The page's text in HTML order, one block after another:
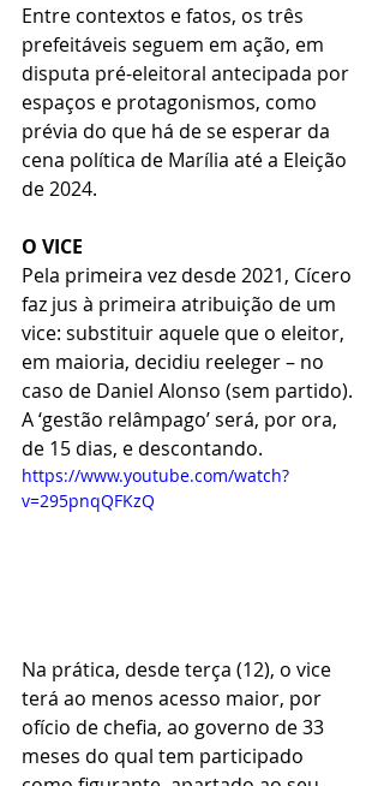
Entre contextos e fatos, os três
prefeitáveis seguem em ação, em
disputa pré-eleitoral antecipada por
espaços e protagonismos, como
prévia do que há de se esperar da
cena política de Marília até a Eleição
de 2024.
O VICE
Pela primeira vez desde 2021, Cícero
faz jus à primeira atribuição de um
vice: substituir aquele que o eleitor,
em maioria, decidiu reeleger – no
caso de Daniel Alonso (sem partido).
A ‘gestão relâmpago’ será, por ora,
de 15 dias, e descontando.
https://www.youtube.com/watch?
v=295pnqQFKzQ
Na prática, desde terça (12), o vice
terá ao menos acesso maior, por
ofício de chefia, ao governo de 33
meses do qual tem participado